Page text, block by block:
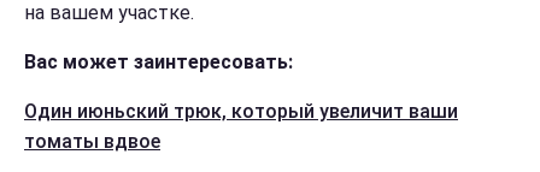
на вашем участке.
Вас может заинтересовать:
Один июньский трюк, который увеличит ваши
томаты вдвое